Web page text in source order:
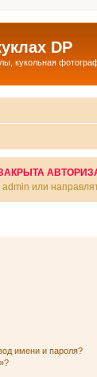
DP
кукольная
или
имени и пароля?